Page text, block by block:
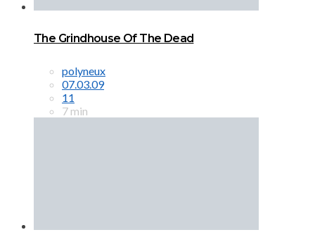
The Grindhouse Of The Dead
polyneux
07.03.09
11
7 min